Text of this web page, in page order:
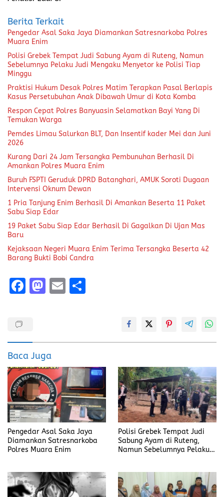
Berita Terkait
Pengedar Asal Saka Jaya Diamankan Satresnarkoba Polres
Muara Enim
Polisi Grebek Tempat Judi Sabung Ayam di Ruteng, Namun
Sebelumnya Pelaku Judi Mengaku Menyetor ke Polisi Tiap
Minggu
Praktisi Hukum Desak Polres Matim Terapkan Pasal Berlapis
Kasus Persetubuhan Anak Dibawah Umur di Kota Komba
Respon Cepat Polres Banyuasin Selamatkan Bayi Yang Di
Temukan Warga
Pemdes Limau Salurkan BLT, Dan Insentif kader Mei dan Juni
2026
Kurang Dari 24 Jam Tersangka Pembunuhan Berhasil Di
Amankan Polres Muara Enim
Buruh FSPTI Geruduk DPRD Batanghari, AMUK Soroti Dugaan
Intervensi Oknum Dewan
1 Pria Tanjung Enim Berhasil Di Amankan Beserta 11 Paket
Sabu Siap Edar
19 Paket Sabu Siap Edar Berhasil Di Gagalkan Di Ujan Mas
Baru
Kejaksaan Negeri Muara Enim Terima Tersangka Beserta 42
Barang Bukti Bobi Candra
F
o
o
k
M
d
o
n
E
Baca Juga
Pengedar Asal Saka Jaya
Diamankan Satresnarkoba
Polres Muara Enim
Polisi Grebek Tempat Judi
Sabung Ayam di Ruteng,
Namun Sebelumnya Pelaku